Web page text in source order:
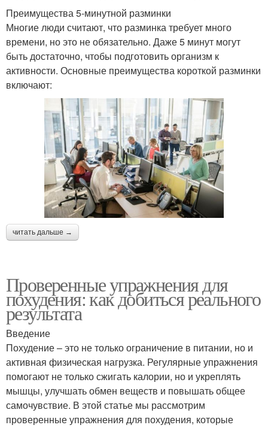
Преимущества 5-минутной разминки
Многие люди считают, что разминка требует много
времени, но это не обязательно. Даже 5 минут могут
быть достаточно, чтобы подготовить организм к
активности. Основные преимущества короткой разминки
включают:
читать дальше →
Проверенные упражнения для
похудения: как добиться реального
результата
Введение
Похудение – это не только ограничение в питании, но и
активная физическая нагрузка. Регулярные упражнения
помогают не только сжигать калории, но и укреплять
мышцы, улучшать обмен веществ и повышать общее
самочувствие. В этой статье мы рассмотрим
проверенные упражнения для похудения, которые